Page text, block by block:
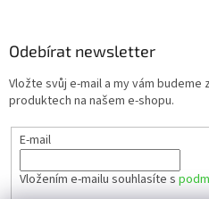
Odebírat newsletter
Vložte svůj e-mail a my vám
produktech na našem e-shopu.
E-mail
Vložením e-mailu souhlasíte s